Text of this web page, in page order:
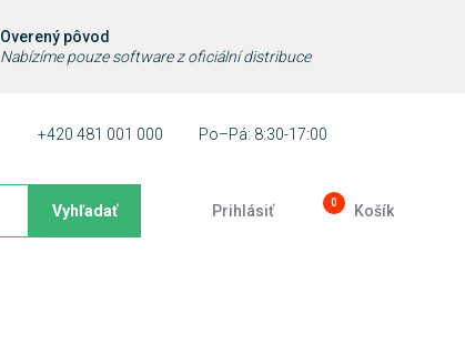
Overený pôvod
Nabízíme pouze software z oficiální distribuce
+420 481 001 000 Po–Pá: 8:30-17:00
Vyhľadať Prihlásiť 0 Košík